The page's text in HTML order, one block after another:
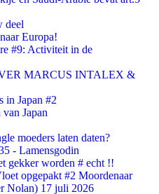
deel
Europa!
#9: Activiteit in de
MARCUS INTALEX &
in Japan #2
Japan
moeders laten daten?
- Lamensgodin
gekker worden # echt !!
opgepakt #2 Moordenaar
Nolan) 17 juli 2026